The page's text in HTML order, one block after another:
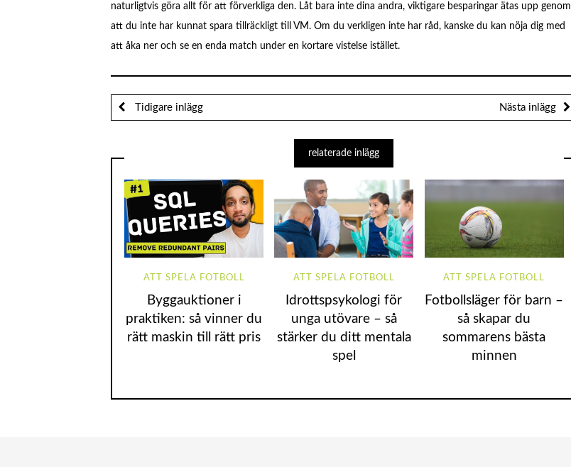
naturligtvis göra allt för att förverkliga den. Låt bara inte dina andra, viktigare besparingar ätas upp genom
att du inte har kunnat spara tillräckligt till VM. Om du verkligen inte har råd, kanske du kan nöja dig med
att åka ner och se en enda match under en kortare vistelse istället.
Tidigare inlägg Nästa inlägg
relaterade inlägg
ATT SPELA FOTBOLL
Byggauktioner i
praktiken: så vinner du
rätt maskin till rätt pris
ATT SPELA FOTBOLL
Idrottspsykologi för
unga utövare – så
stärker du ditt mentala
spel
ATT SPELA FOTBOLL
Fotbollsläger för barn –
så skapar du
sommarens bästa
minnen